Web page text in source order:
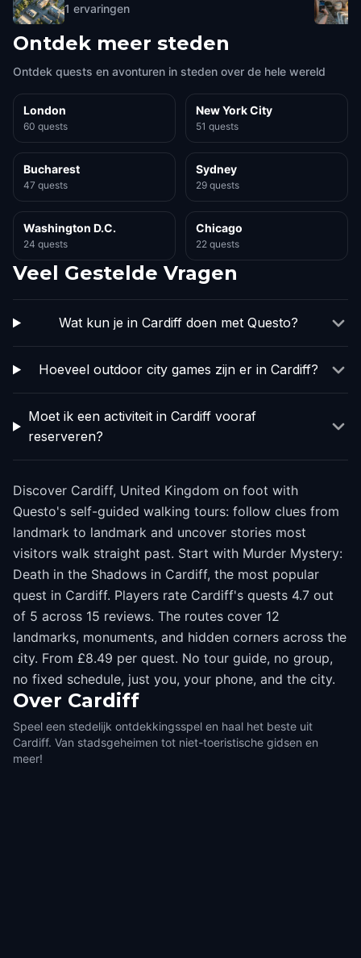
1 ervaringen
Ontdek meer steden
Ontdek quests en avonturen in steden over de hele wereld
London
60 quests
New York City
51 quests
Bucharest
47 quests
Sydney
29 quests
Washington D.C.
24 quests
Chicago
22 quests
Veel Gestelde Vragen
Wat kun je in Cardiff doen met Questo?
Hoeveel outdoor city games zijn er in Cardiff?
Moet ik een activiteit in Cardiff vooraf
reserveren?
Discover Cardiff, United Kingdom on foot with
Questo's self-guided walking tours: follow clues from
landmark to landmark and uncover stories most
visitors walk straight past. Start with Murder Mystery:
Death in the Shadows in Cardiff, the most popular
quest in Cardiff. Players rate Cardiff's quests 4.7 out
of 5 across 15 reviews. The routes cover 12
landmarks, monuments, and hidden corners across the
city. From £8.49 per quest. No tour guide, no group,
no fixed schedule, just you, your phone, and the city.
Over Cardiff
Speel een stedelijk ontdekkingsspel en haal het beste uit
Cardiff. Van stadsgeheimen tot niet-toeristische gidsen en
meer!